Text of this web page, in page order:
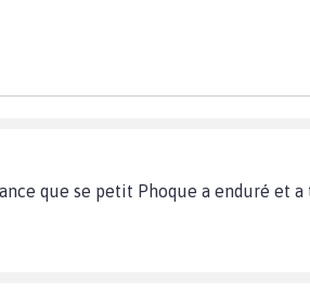
que se petit Phoque a enduré et